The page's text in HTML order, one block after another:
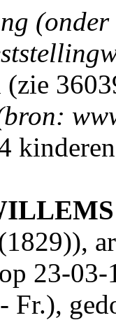
(zie
23-03-
Fr.),